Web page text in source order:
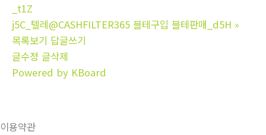
_t1Z
j5C_텔레@CASHFILTER365 블테구입 블테판매_d5H »
목록보기 답글쓰기
글수정 글삭제
Powered by KBoard
이용약관